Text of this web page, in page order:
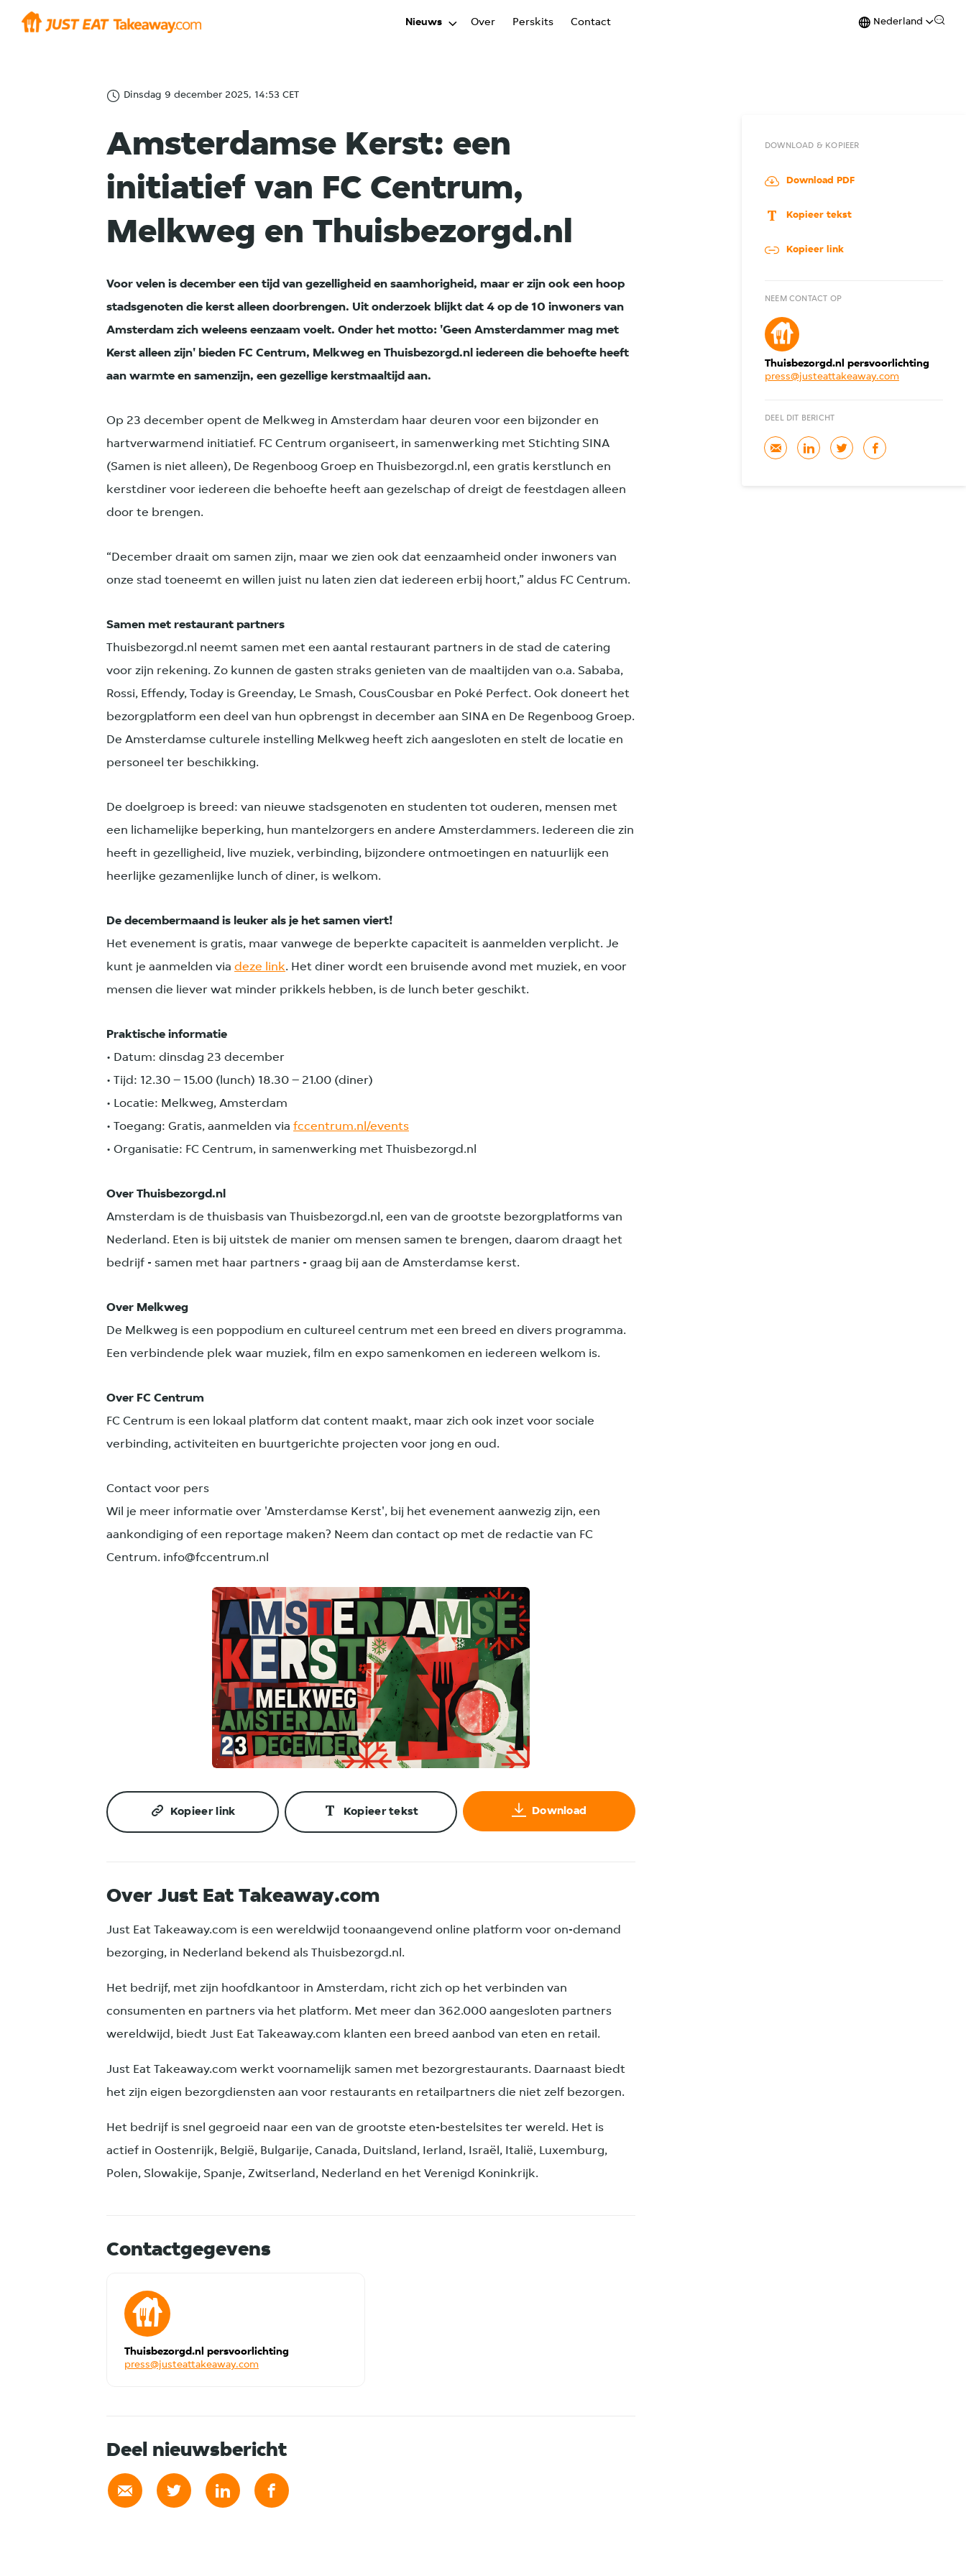
Nieuws Over Perskits Contact Nederland
Dinsdag 9 december 2025, 14:53 CET
Amsterdamse Kerst: een
initiatief van FC Centrum,
Melkweg en Thuisbezorgd.nl
Voor velen is december een tijd van gezelligheid en saamhorigheid, maar er zijn ook een hoop
stadsgenoten die kerst alleen doorbrengen. Uit onderzoek blijkt dat 4 op de 10 inwoners van
Amsterdam zich weleens eenzaam voelt. Onder het motto: 'Geen Amsterdammer mag met
Kerst alleen zijn' bieden FC Centrum, Melkweg en Thuisbezorgd.nl iedereen die behoefte heeft
aan warmte en samenzijn, een gezellige kerstmaaltijd aan.
Op 23 december opent de Melkweg in Amsterdam haar deuren voor een bijzonder en
hartverwarmend initiatief. FC Centrum organiseert, in samenwerking met Stichting SINA
(Samen is niet alleen), De Regenboog Groep en Thuisbezorgd.nl, een gratis kerstlunch en
kerstdiner voor iedereen die behoefte heeft aan gezelschap of dreigt de feestdagen alleen
door te brengen.
“December draait om samen zijn, maar we zien ook dat eenzaamheid onder inwoners van
onze stad toeneemt en willen juist nu laten zien dat iedereen erbij hoort,” aldus FC Centrum.
Samen met restaurant partners
Thuisbezorgd.nl neemt samen met een aantal restaurant partners in de stad de catering
voor zijn rekening. Zo kunnen de gasten straks genieten van de maaltijden van o.a. Sababa,
Rossi, Effendy, Today is Greenday, Le Smash, CousCousbar en Poké Perfect. Ook doneert het
bezorgplatform een deel van hun opbrengst in december aan SINA en De Regenboog Groep.
De Amsterdamse culturele instelling Melkweg heeft zich aangesloten en stelt de locatie en
personeel ter beschikking.
De doelgroep is breed: van nieuwe stadsgenoten en studenten tot ouderen, mensen met
een lichamelijke beperking, hun mantelzorgers en andere Amsterdammers. Iedereen die zin
heeft in gezelligheid, live muziek, verbinding, bijzondere ontmoetingen en natuurlijk een
heerlijke gezamenlijke lunch of diner, is welkom.
De decembermaand is leuker als je het samen viert!
Het evenement is gratis, maar vanwege de beperkte capaciteit is aanmelden verplicht. Je
kunt je aanmelden via deze link. Het diner wordt een bruisende avond met muziek, en voor
mensen die liever wat minder prikkels hebben, is de lunch beter geschikt.
Praktische informatie
• Datum: dinsdag 23 december
• Tijd: 12.30 – 15.00 (lunch) 18.30 – 21.00 (diner)
• Locatie: Melkweg, Amsterdam
• Toegang: Gratis, aanmelden via fccentrum.nl/events
• Organisatie: FC Centrum, in samenwerking met Thuisbezorgd.nl
Over Thuisbezorgd.nl
Amsterdam is de thuisbasis van Thuisbezorgd.nl, een van de grootste bezorgplatforms van
Nederland. Eten is bij uitstek de manier om mensen samen te brengen, daarom draagt het
bedrijf - samen met haar partners - graag bij aan de Amsterdamse kerst.
Over Melkweg
De Melkweg is een poppodium en cultureel centrum met een breed en divers programma.
Een verbindende plek waar muziek, film en expo samenkomen en iedereen welkom is.
Over FC Centrum
FC Centrum is een lokaal platform dat content maakt, maar zich ook inzet voor sociale
verbinding, activiteiten en buurtgerichte projecten voor jong en oud.
Contact voor pers
Wil je meer informatie over 'Amsterdamse Kerst', bij het evenement aanwezig zijn, een
aankondiging of een reportage maken? Neem dan contact op met de redactie van FC
Centrum. info@fccentrum.nl
JPEG
Kopieer link Kopieer tekst Download
Over Just Eat Takeaway.com
Just Eat Takeaway.com is een wereldwijd toonaangevend online platform voor on-demand
bezorging, in Nederland bekend als Thuisbezorgd.nl.
Het bedrijf, met zijn hoofdkantoor in Amsterdam, richt zich op het verbinden van
consumenten en partners via het platform. Met meer dan 362.000 aangesloten partners
wereldwijd, biedt Just Eat Takeaway.com klanten een breed aanbod van eten en retail.
Just Eat Takeaway.com werkt voornamelijk samen met bezorgrestaurants. Daarnaast biedt
het zijn eigen bezorgdiensten aan voor restaurants en retailpartners die niet zelf bezorgen.
Het bedrijf is snel gegroeid naar een van de grootste eten-bestelsites ter wereld. Het is
actief in Oostenrijk, België, Bulgarije, Canada, Duitsland, Ierland, Israël, Italië, Luxemburg,
Polen, Slowakije, Spanje, Zwitserland, Nederland en het Verenigd Koninkrijk.
Contactgegevens
Thuisbezorgd.nl persvoorlichting
press@justeattakeaway.com
Deel nieuwsbericht
DOWNLOAD & KOPIEER
Download PDF
Kopieer tekst
Kopieer link
NEEM CONTACT OP
Thuisbezorgd.nl persvoorlichting
press@justeattakeaway.com
DEEL DIT BERICHT